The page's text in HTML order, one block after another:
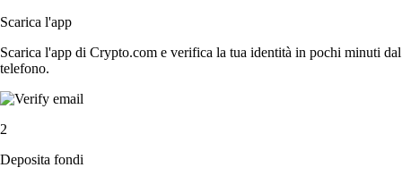
Scarica l'app
Scarica l'app di Crypto.com e verifica la tua identità in pochi minuti dal
telefono.
2
Deposita fondi